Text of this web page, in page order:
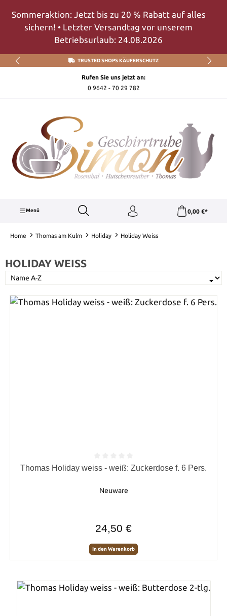
Zum Hauptinhalt springen
Sommeraktion: Jetzt bis zu 20 % Rabatt auf alles
sichern! • Letzter Versandtag vor unserem
Betriebsurlaub: 24.08.2026
TRUSTED SHOPS KÄUFERSCHUTZ
Rufen Sie uns jetzt an:
0 9642 - 70 29 782
Menü 0,00 €*
Home Thomas am Kulm Holiday Holiday Weiss
HOLIDAY WEISS
Durchschnittliche Bewertung von 0 von 5 Sternen
Thomas Holiday weiss - weiß: Zuckerdose f. 6 Pers.
Neuware
24,50 €
In den Warenkorb